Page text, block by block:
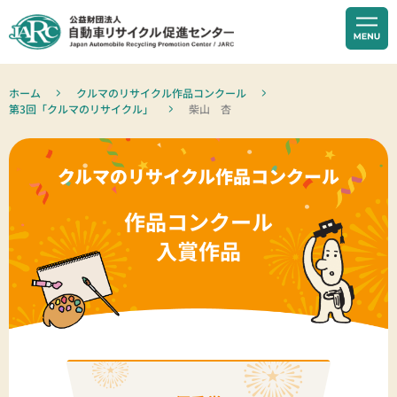
ホーム
クルマのリサイクル作品コンクール
第3回「クルマのリサイクル」
柴山 杏
クルマのリサイクル作品コンクール
作品コンクール
入賞作品